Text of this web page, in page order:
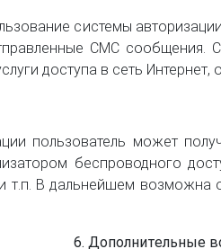
системы
СМС сообщения.
доступа в сеть
пользователь может
беспроводного
т.п. В дальнейшем возможна
6. Дополнительные